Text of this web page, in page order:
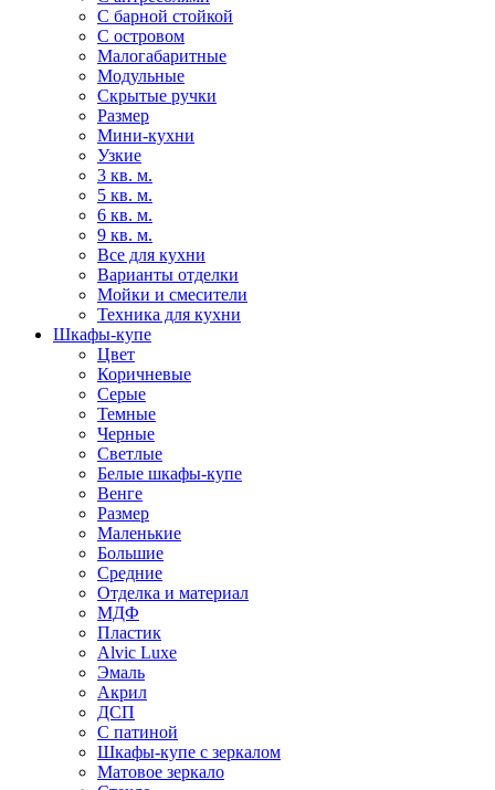
С барной стойкой
С островом
Малогабаритные
Модульные
Скрытые ручки
Размер
Мини-кухни
Узкие
3 кв. м.
5 кв. м.
6 кв. м.
9 кв. м.
Все для кухни
Варианты отделки
Мойки и смесители
Техника для кухни
Шкафы-купе
Цвет
Коричневые
Серые
Темные
Черные
Светлые
Белые шкафы-купе
Венге
Размер
Маленькие
Большие
Средние
Отделка и материал
МДФ
Пластик
Alvic Luxe
Эмаль
Акрил
ДСП
С патиной
Шкафы-купе с зеркалом
Матовое зеркало